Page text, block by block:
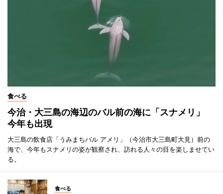
食べる
今治・大三島の海辺のバル前の海に「スナメリ」
今年も出現
大三島の飲食店「うみまちバル アメリ」（今治市大三島町大見）前の
海で、今年もスナメリの姿が観察され、訪れる人々の目を楽しませてい
る。
食べる